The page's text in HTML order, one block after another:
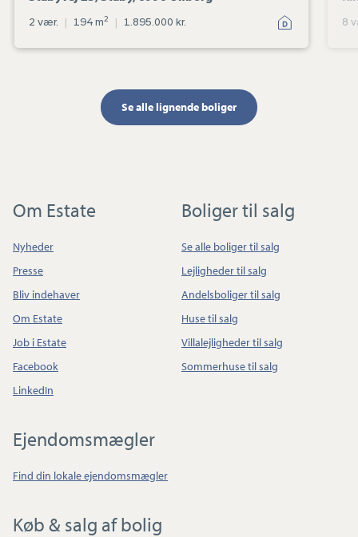
2 vær. | 194 m2 | 1.895.000 kr. 8
Se alle lignende boliger
Om Estate
Nyheder
Presse
Bliv indehaver
Om Estate
Job i Estate
Facebook
LinkedIn
Boliger til salg
Se alle boliger til salg
Lejligheder til salg
Andelsboliger til salg
Huse til salg
Villalejligheder til salg
Sommerhuse til salg
Ejendomsmægler
Find din lokale ejendomsmægler
Køb & salg af bolig